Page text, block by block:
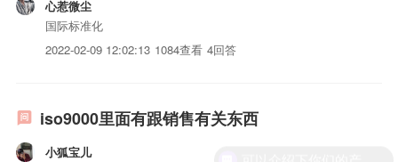
心惹微尘
国际标准化
2022-02-09 12:02:13 1084查看 4回答
iso9000里面有跟销售有关东西
小狐宝儿